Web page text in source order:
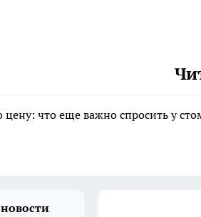
цену: что еще важно спросить у